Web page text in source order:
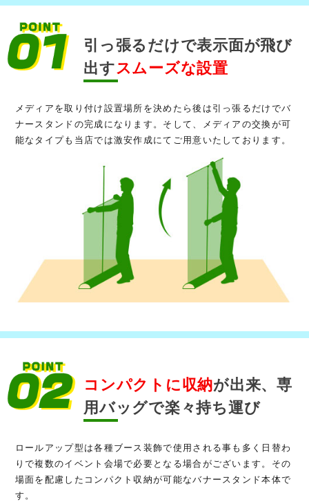
引っ張るだけで表示面が飛び
出すスムーズな設置
メディアを取り付け設置場所を決めたら後は引っ張るだけでバ
ナースタンドの完成になります。そして、メディアの交換が可
能なタイプも当店では激安作成にてご用意いたしております。
コンパクトに収納が出来、専
用バッグで楽々持ち運び
ロールアップ型は各種ブース装飾で使用される事も多く日替わ
りで複数のイベント会場で必要となる場合がございます。その
場面を配慮したコンパクト収納が可能なバナースタンド本体で
す。